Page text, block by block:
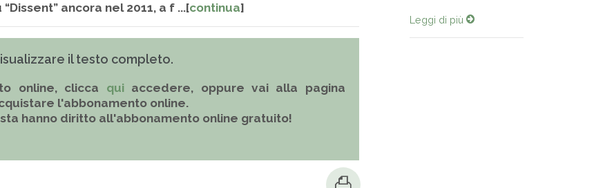
ancora nel 2011, a f ...[continua]
il testo completo.
online, clicca quiaccedere, oppure vai alla pagina
l'abbonamento online.
hanno diritto all'abbonamento online gratuito!
Leggi di più